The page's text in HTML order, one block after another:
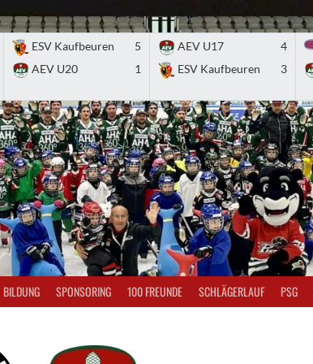
ESV Kaufbeuren
5
AEV U20
1
AEV U17
4
ESV Kaufbeuren
3
BILDUNG SPONSORING 100 FREUNDE SCHLÄGERLAUF PSG